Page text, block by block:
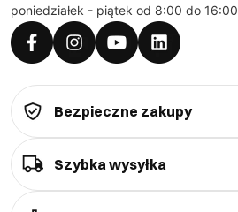
poniedziałek - piątek od 8:00 do 16:00
Bezpieczne zakupy
Szybka wysyłka